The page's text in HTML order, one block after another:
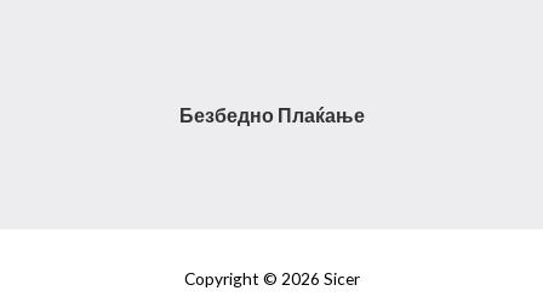
Безбедно Плаќање
Copyright © 2026 Sicer